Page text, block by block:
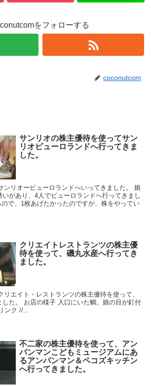
をフォローする
coconutcom
サンリオの株主優待を使ってサン
リオピューロランドへ行ってきま
した。
ンリオーピューロランドへいってきました。 娘
があり、4人でピューロランドへ行ってきまし
で、1枚あげたかったのですが、株をやってい
クリエイトレストランツの株主優
待を使って、磯丸水産へ行ってき
ました。
リエイト・レストランツの株主優待を使って、
た。 お店の様子 入口にいた鯛。娘の目が釘付
ンク //...
不二家の株主優待を使って、アン
パンマンこどもミュージアムにあ
るアンパンマン＆ペコズキッチン
へ行ってきました。